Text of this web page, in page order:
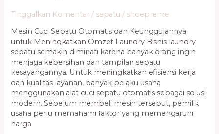
Tinggalkan Komentar / sepatu / shoepreme
Mesin Cuci Sepatu Otomatis dan Keunggulannya
untuk Meningkatkan Omzet Laundry Bisnis laundry
sepatu semakin diminati karena banyak orang ingin
menjaga kebersihan dan tampilan sepatu
kesayangannya. Untuk meningkatkan efisiensi kerja
dan kualitas layanan, banyak pelaku usaha
menggunakan alat cuci sepatu otomatis sebagai solusi
modern. Sebelum membeli mesin tersebut, pemilik
usaha perlu memahami faktor yang memengaruhi
harga